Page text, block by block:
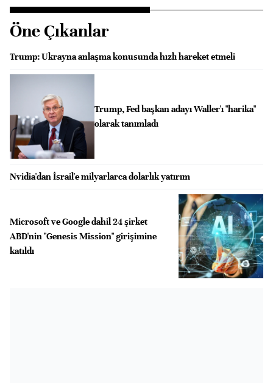
Öne Çıkanlar
Trump: Ukrayna anlaşma konusunda hızlı hareket etmeli
Trump, Fed başkan adayı Waller'ı "harika"
olarak tanımladı
Nvidia'dan İsrail'e milyarlarca dolarlık yatırım
Microsoft ve Google dahil 24 şirket
ABD'nin "Genesis Mission" girişimine
katıldı